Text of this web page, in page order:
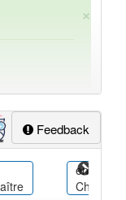
×
: 0
Feedback
en
Chauffeur